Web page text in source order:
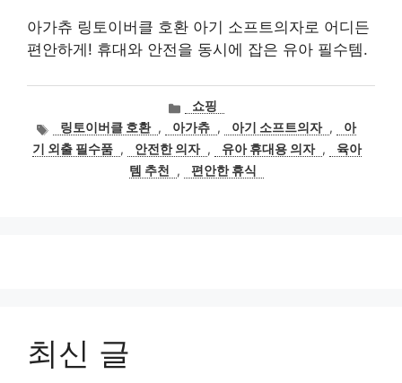
아가츄 링토이버클 호환 아기 소프트의자로 어디든
편안하게! 휴대와 안전을 동시에 잡은 유아 필수템.
카
테
고
리
쇼핑
태
그
링토이버클 호환 , 아가츄 , 아기 소프트의자 ,
아
기 외출 필수품 , 안전한 의자 , 유아 휴대용 의자 ,
육아
템 추천
, 편안한 휴식
최신 글